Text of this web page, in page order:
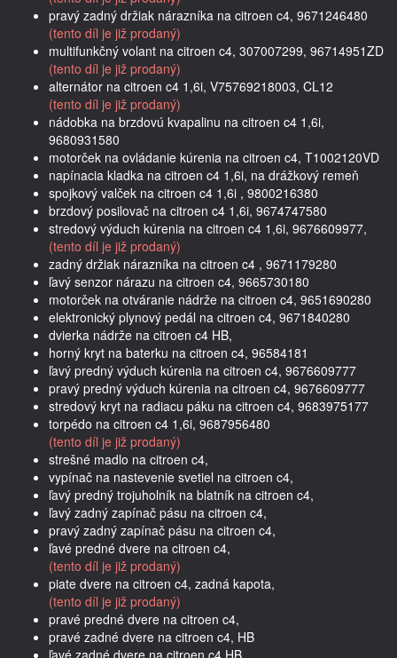
pravý zadný držiak nárazníka na citroen c4, 9671246480
(tento díl je již prodaný)
multifunkčný volant na citroen c4, 307007299, 96714951ZD
(tento díl je již prodaný)
alternátor na citroen c4 1,6i, V75769218003, CL12
(tento díl je již prodaný)
nádobka na brzdovú kvapalinu na citroen c4 1,6i,
9680931580
motorček na ovládanie kúrenia na citroen c4, T1002120VD
napínacia kladka na citroen c4 1,6i, na drážkový remeň
spojkový valček na citroen c4 1,6i , 9800216380
brzdový posilovač na citroen c4 1,6i, 9674747580
stredový výduch kúrenia na citroen c4 1,6i, 9676609977,
(tento díl je již prodaný)
zadný držiak nárazníka na citroen c4 , 9671179280
ľavý senzor nárazu na citroen c4, 9665730180
motorček na otváranie nádrže na citroen c4, 9651690280
elektronický plynový pedál na citroen c4, 9671840280
dvierka nádrže na citroen c4 HB,
horný kryt na baterku na citroen c4, 96584181
ľavý predný výduch kúrenia na citroen c4, 9676609777
pravý predný výduch kúrenia na citroen c4, 9676609777
stredový kryt na radiacu páku na citroen c4, 9683975177
torpédo na citroen c4 1,6i, 9687956480
(tento díl je již prodaný)
strešné madlo na citroen c4,
vypínač na nastevenie svetiel na citroen c4,
ľavý predný trojuholník na blatník na citroen c4,
ľavý zadný zapínač pásu na citroen c4,
pravý zadný zapínač pásu na citroen c4,
ľavé predné dvere na citroen c4,
(tento díl je již prodaný)
piate dvere na citroen c4, zadná kapota,
(tento díl je již prodaný)
pravé predné dvere na citroen c4,
pravé zadné dvere na citroen c4, HB